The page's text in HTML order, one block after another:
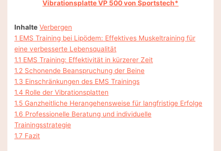
Vibrationsplatte VP 500 von Sportstech*
Inhalte Verbergen
1 EMS Training bei Lipödem: Effektives Muskeltraining für
eine verbesserte Lebensqualität
1.1 EMS Training: Effektivität in kürzerer Zeit
1.2 Schonende Beanspruchung der Beine
1.3 Einschränkungen des EMS Trainings
1.4 Rolle der Vibrationsplatten
1.5 Ganzheitliche Herangehensweise für langfristige Erfolge
1.6 Professionelle Beratung und individuelle
Trainingsstrategie
1.7 Fazit